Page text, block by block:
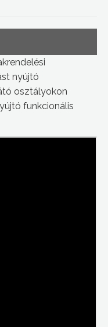
nyújtó
osztályokon
funkcionális